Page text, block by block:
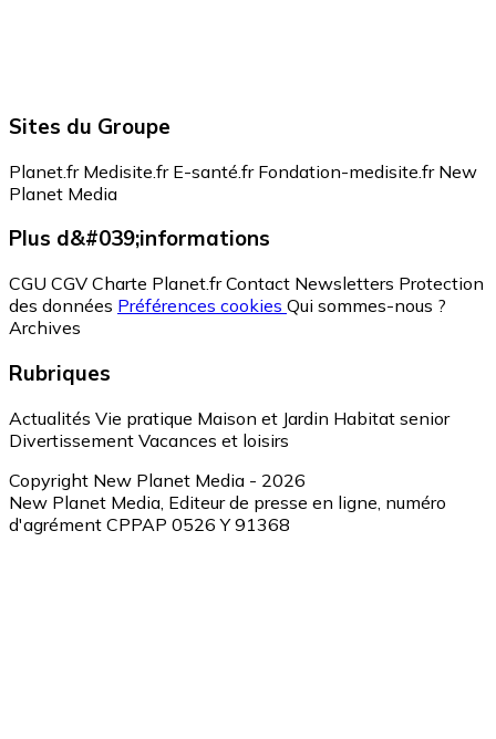
Sites du Groupe
Planet.fr Medisite.fr E-santé.fr Fondation-medisite.fr New
Planet Media
Plus d&#039;informations
CGU CGV Charte Planet.fr Contact Newsletters Protection
des données Préférences cookies Qui sommes-nous ?
Archives
Rubriques
Actualités Vie pratique Maison et Jardin Habitat senior
Divertissement Vacances et loisirs
Copyright New Planet Media - 2026
New Planet Media, Editeur de presse en ligne, numéro
d'agrément CPPAP 0526 Y 91368